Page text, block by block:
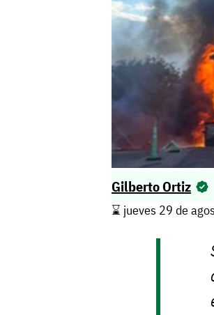
Gilberto Ortiz
⌛️ jueves 29 de